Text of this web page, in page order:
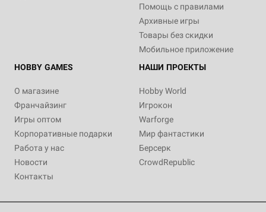
Помощь с правилами
Архивные игры
Товары без скидки
Мобильное приложение
HOBBY GAMES
О магазине
Франчайзинг
Игры оптом
Корпоративные подарки
Работа у нас
Новости
Контакты
НАШИ ПРОЕКТЫ
Hobby World
Игрокон
Warforge
Мир фантастики
Берсерк
CrowdRepublic